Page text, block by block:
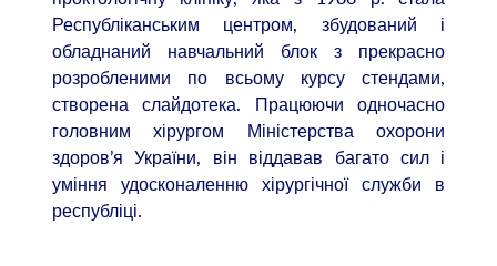
Республіканським центром, збудований і
обладнаний навчальний блок з прекрасно
розробленими по всьому курсу стендами,
створена слайдотека. Працюючи одночасно
головним хірургом Міністерства охорони
здоров’я України, він віддавав багато сил і
уміння удосконаленню хірургічної служби в
республіці.